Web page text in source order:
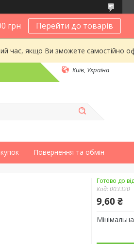
грн Перейти до товарів
час, якщо Ви зможете самостійно
Київ, Україна
Повернення та обмін
Готово до
Код: 003320
9,60 ₴